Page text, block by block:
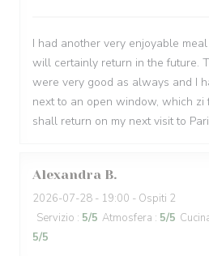
I had another very enjoyable meal
will certainly return in the future.
were very good as always and I
next to an open window, which zi
shall return on my next visit to
Alexandra B
2026-07-28 - 19:00 - Ospiti 2
Servizio : 5/5 Atmosfera : 5/5
5/5